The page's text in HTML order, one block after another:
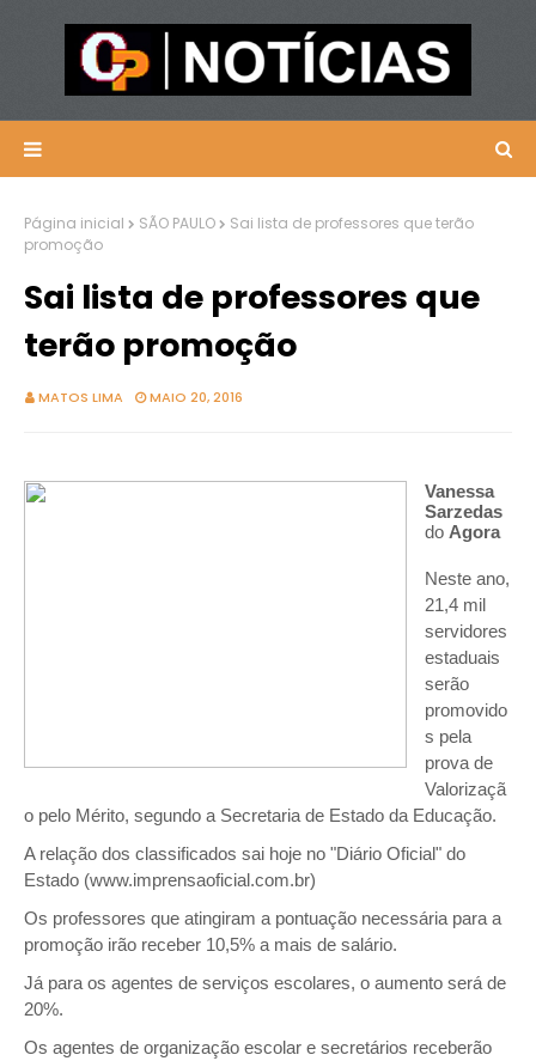
Página inicial SÃO PAULO
Sai lista de professores que terão
promoção
Sai lista de professores que
terão promoção
MATOS LIMA MAIO 20, 2016
Vanessa
Sarzedas
do Agora
Neste ano,
21,4 mil
servidores
estaduais
serão
promovido
s pela
prova de
Valorizaçã
o pelo Mérito, segundo a Secretaria de Estado da Educação.
A relação dos classificados sai hoje no "Diário Oficial" do
Estado (www.imprensaoficial.com.br)
Os professores que atingiram a pontuação necessária para a
promoção irão receber 10,5% a mais de salário.
Já para os agentes de serviços escolares, o aumento será de
20%.
Os agentes de organização escolar e secretários receberão